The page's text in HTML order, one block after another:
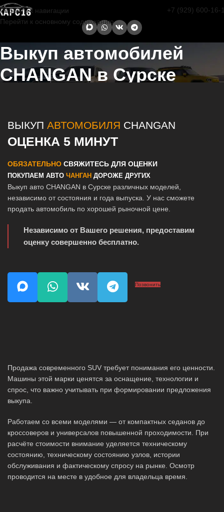
Перейти к навигации
Перейти к основному содержанию
+7 (929) 600-16-
Выкуп автомобилей
CHANGAN в Сурске
ВЫКУП АВТОМОБИЛЯ CHANGAN
ОЦЕНКА 5 МИНУТ
ОБЯЗАТЕЛЬНО СВЯЖИТЕСЬ ДЛЯ ОЦЕНКИ
ПОКУПАЕМ АВТО ЧАНГАН ДОРОЖЕ ДРУГИХ
Выкуп авто CHANGAN в Сурске различных моделей,
независимо от состояния и года выпуска. У нас сможете
продать автомобиль по хорошей рыночной цене.
Независимо от Вашего решения, предоставим
оценку совершенно бесплатно.
Позвонить
Продажа современного SUV требует понимания его ценности.
Машины этой марки ценятся за оснащение, технологии и
спрос, что важно учитывать при формировании предложения
выкупа.
Работаем со всеми моделями — от компактных седанов до
кроссоверов и универсалов повышенной проходимости. При
расчёте стоимости внимание уделяется техническому
состоянию, техническому состоянию узлов, истории
обслуживания и фактическому спросу на рынке. Осмотр
проводится на месте в удобное для владельца время.